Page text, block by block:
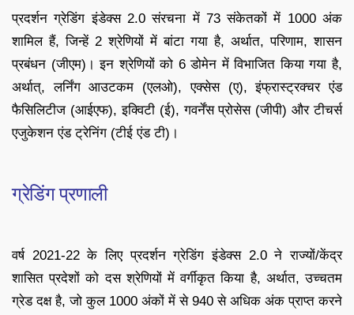
प्रदर्शन ग्रेडिंग इंडेक्स 2.0 संरचना में 73 संकेतकों में 1000 अंक
शामिल हैं, जिन्हें 2 श्रेणियों में बांटा गया है, अर्थात, परिणाम, शासन
प्रबंधन (जीएम)। इन श्रेणियों को 6 डोमेन में विभाजित किया गया है,
अर्थात्, लर्निंग आउटकम (एलओ), एक्सेस (ए), इंफ्रास्ट्रक्चर एंड
फैसिलिटीज (आईएफ), इक्विटी (ई), गवर्नेंस प्रोसेस (जीपी) और टीचर्स
एजुकेशन एंड ट्रेनिंग (टीई एंड टी)।
ग्रेडिंग प्रणाली
वर्ष 2021-22 के लिए प्रदर्शन ग्रेडिंग इंडेक्स 2.0 ने राज्यों/केंद्र
शासित प्रदेशों को दस श्रेणियों में वर्गीकृत किया है, अर्थात, उच्चतम
ग्रेड दक्ष है, जो कुल 1000 अंकों में से 940 से अधिक अंक प्राप्त करने